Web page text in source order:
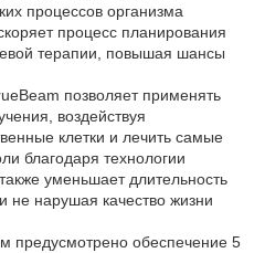
процессов организма
процесс планирования
терапии, повышая шансы
позволяет применять
воздействуя
клетки и лечить самые
благодаря технологии
уменьшает длительность
нарушая качество жизни
предусмотрено обеспечение 5